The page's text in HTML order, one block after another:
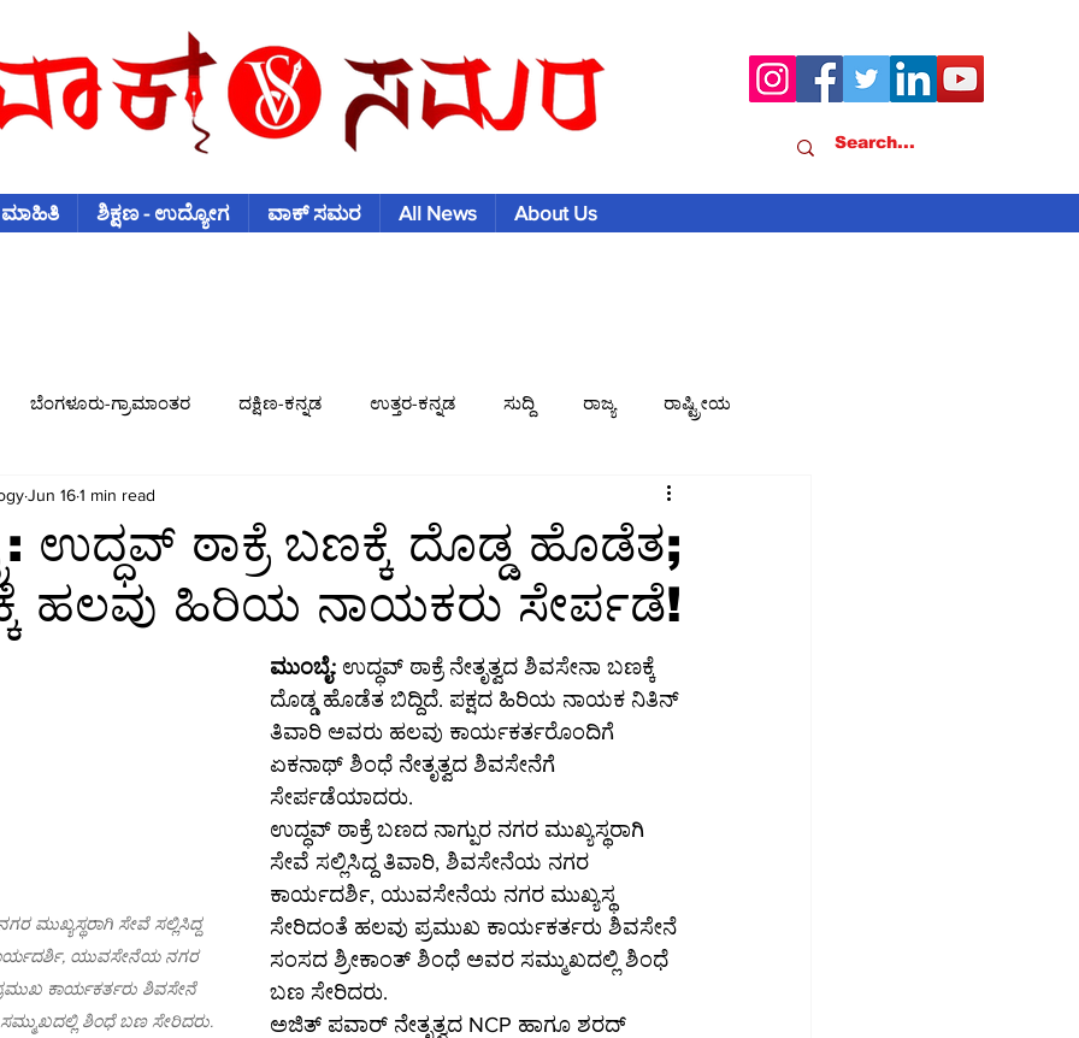
ಮಾಹಿತಿ ಶಿಕ್ಷಣ - ಉದ್ಯೋಗ ವಾಕ್ ಸಮರ All News About Us
ಬೆಂಗಳೂರು-ಗ್ರಾಮಾಂತರ ದಕ್ಷಿಣ-ಕನ್ನಡ ಉತ್ತರ-ಕನ್ನಡ ಸುದ್ದಿ ರಾಜ್ಯ ರಾಷ್ಟ್ರೀಯ
ಫುಟ್-ಬಾಲ್
ತಂತ್ರಜ್ಞಾನ ತಂತ್ರಜ್ಞಾನ-ಸುದ್ದಿ ತಂತ್ರಜ್ಞಾನ-ಟಿಪ್ಸ್ ಸಾಮಾಜಿಕ ಮಾಧ್ಯಮ
ಒಳನೋಟ ಸಂಕಲನ ಶಿಕ್ಷಣ-ಉದ್ಯೋಗ
ಉದ್ಧವ್ ಠಾಕ್ರೆ ಬಣಕ್ಕೆ ದೊಡ್ಡ ಹೊಡೆತ;
ಹಲವು ಹಿರಿಯ ನಾಯಕರು ಸೇರ್ಪಡೆ!
Jun 161 min read
ಮುಖ್ಯಸ್ಥರಾಗಿ ಸೇವೆ ಸಲ್ಲಿಸಿದ್ದ
ಯುವಸೇನೆಯ ನಗರ
ಕಾರ್ಯಕರ್ತರು ಶಿವಸೇನೆ
ಶಿಂಧೆ ಬಣ ಸೇರಿದರು.
ಮುಂಬೈ: ಉದ್ಧವ್ ಠಾಕ್ರೆ ನೇತೃತ್ವದ ಶಿವಸೇನಾ ಬಣಕ್ಕೆ
ದೊಡ್ಡ ಹೊಡೆತ ಬಿದ್ದಿದೆ. ಪಕ್ಷದ ಹಿರಿಯ ನಾಯಕ ನಿತಿನ್
ತಿವಾರಿ ಅವರು ಹಲವು ಕಾರ್ಯಕರ್ತರೊಂದಿಗೆ
ಏಕನಾಥ್ ಶಿಂಧೆ ನೇತೃತ್ವದ ಶಿವಸೇನೆಗೆ
ಸೇರ್ಪಡೆಯಾದರು.
ಉದ್ಧವ್ ಠಾಕ್ರೆ ಬಣದ ನಾಗ್ಪುರ ನಗರ ಮುಖ್ಯಸ್ಥರಾಗಿ
ಸೇವೆ ಸಲ್ಲಿಸಿದ್ದ ತಿವಾರಿ, ಶಿವಸೇನೆಯ ನಗರ
ಕಾರ್ಯದರ್ಶಿ, ಯುವಸೇನೆಯ ನಗರ ಮುಖ್ಯಸ್ಥ
ಸೇರಿದಂತೆ ಹಲವು ಪ್ರಮುಖ ಕಾರ್ಯಕರ್ತರು ಶಿವಸೇನೆ
ಸಂಸದ ಶ್ರೀಕಾಂತ್ ಶಿಂಧೆ ಅವರ ಸಮ್ಮುಖದಲ್ಲಿ ಶಿಂಧೆ
ಬಣ ಸೇರಿದರು.
ಅಜಿತ್ ಪವಾರ್ ನೇತೃತ್ವದ NCP ಹಾಗೂ ಶರದ್